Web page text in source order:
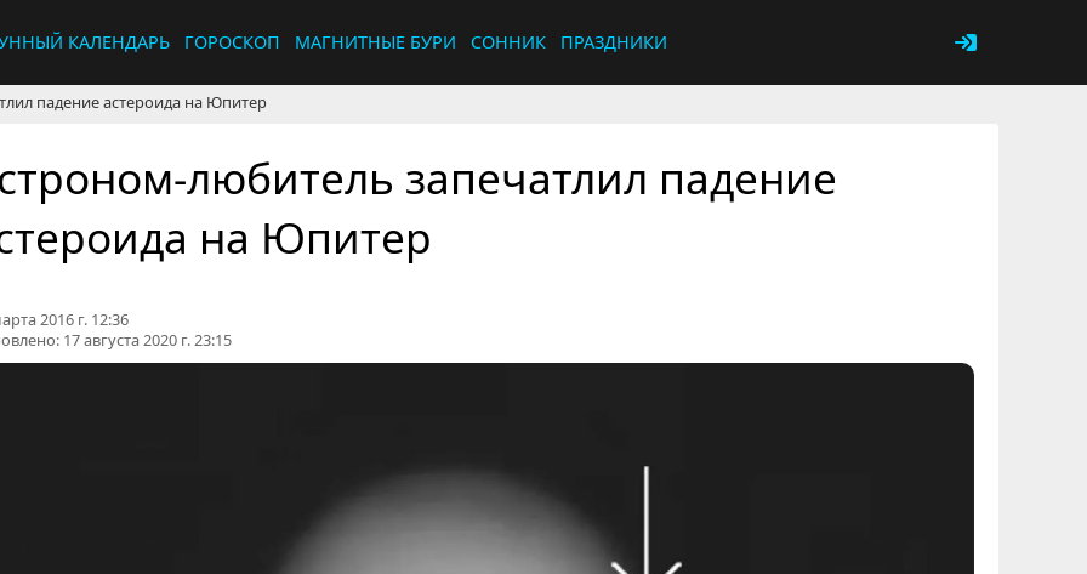
КАЛЕНДАРЬ ГОРОСКОП МАГНИТНЫЕ БУРИ СОННИК ПРАЗДНИКИ
падение астероида на Юпитер
любитель запечатлил падение
на Юпитер
2016 г. 12:36
17 августа 2020 г. 23:15